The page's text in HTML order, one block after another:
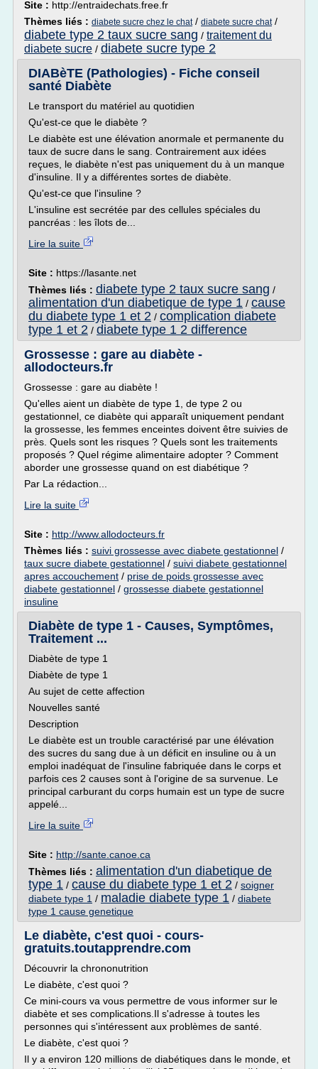
Site : http://entraidechats.free.fr
Thèmes liés : diabete sucre chez le chat/ diabete sucre chat/
diabete type 2 taux sucre sang / traitement du
diabete sucre / diabete sucre type 2
DIABèTE (Pathologies) - Fiche conseil
santé Diabète
Le transport du matériel au quotidien
Qu'est-ce que le diabète ?
Le diabète est une élévation anormale et permanente du
taux de sucre dans le sang. Contrairement aux idées
reçues, le diabète n'est pas uniquement du à un manque
d'insuline. Il y a différentes sortes de diabète.
Qu'est-ce que l'insuline ?
L'insuline est secrétée par des cellules spéciales du
pancréas : les îlots de...
Lire la suite
Site : https://lasante.net
Thèmes liés : diabete type 2 taux sucre sang /
alimentation d'un diabetique de type 1 / cause
du diabete type 1 et 2 / complication diabete
type 1 et 2 / diabete type 1 2 difference
Grossesse : gare au diabète -
allodocteurs.fr
Grossesse : gare au diabète !
Qu'elles aient un diabète de type 1, de type 2 ou
gestationnel, ce diabète qui apparaît uniquement pendant
la grossesse, les femmes enceintes doivent être suivies de
près. Quels sont les risques ? Quels sont les traitements
proposés ? Quel régime alimentaire adopter ? Comment
aborder une grossesse quand on est diabétique ?
Par La rédaction...
Lire la suite
Site : http://www.allodocteurs.fr
Thèmes liés : suivi grossesse avec diabete gestationnel /
taux sucre diabete gestationnel / suivi diabete gestationnel
apres accouchement / prise de poids grossesse avec
diabete gestationnel / grossesse diabete gestationnel
insuline
Diabète de type 1 - Causes, Symptômes,
Traitement ...
Diabète de type 1
Diabète de type 1
Au sujet de cette affection
Nouvelles santé
Description
Le diabète est un trouble caractérisé par une élévation
des sucres du sang due à un déficit en insuline ou à un
emploi inadéquat de l'insuline fabriquée dans le corps et
parfois ces 2 causes sont à l'origine de sa survenue. Le
principal carburant du corps humain est un type de sucre
appelé...
Lire la suite
Site : http://sante.canoe.ca
Thèmes liés : alimentation d'un diabetique de
type 1 / cause du diabete type 1 et 2 / soigner
diabete type 1 / maladie diabete type 1 / diabete
type 1 cause genetique
Le diabète, c'est quoi - cours-
gratuits.toutapprendre.com
Découvrir la chrononutrition
Le diabète, c'est quoi ?
Ce mini-cours va vous permettre de vous informer sur le
diabète et ses complications.Il s'adresse à toutes les
personnes qui s'intéressent aux problèmes de santé.
Le diabète, c'est quoi ?
Il y a environ 120 millions de diabétiques dans le monde, et